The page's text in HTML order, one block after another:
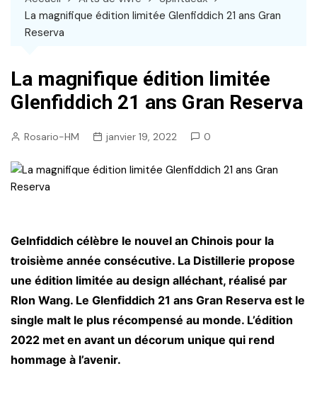
La magnifique édition limitée Glenfiddich 21 ans Gran
Reserva
La magnifique édition limitée
Glenfiddich 21 ans Gran Reserva
Rosario-HM janvier 19, 2022 0
Gelnfiddich célèbre le nouvel an Chinois pour la
troisième année consécutive. La Distillerie propose
une édition limitée au design alléchant, réalisé par
Rlon Wang. Le Glenfiddich 21 ans Gran Reserva est le
single malt le plus récompensé au monde. L’édition
2022 met en avant un décorum unique qui rend
hommage à l’avenir.